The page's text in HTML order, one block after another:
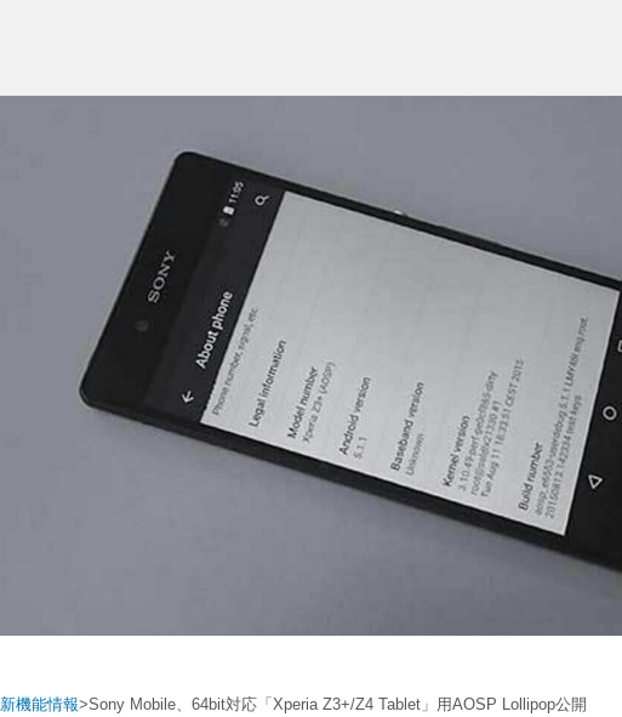
新機能情報>Sony Mobile、64bit対応「Xperia Z3+/Z4 Tablet」用AOSP Lollipop公開